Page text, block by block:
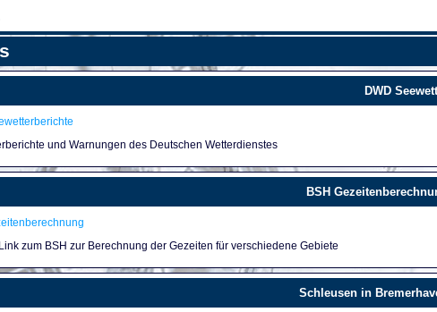
DWD
und Warnungen des Deutschen Wetterdienstes
BSH
zum BSH zur Berechnung der Gezeiten für verschiedene Gebiete
Schleusen in